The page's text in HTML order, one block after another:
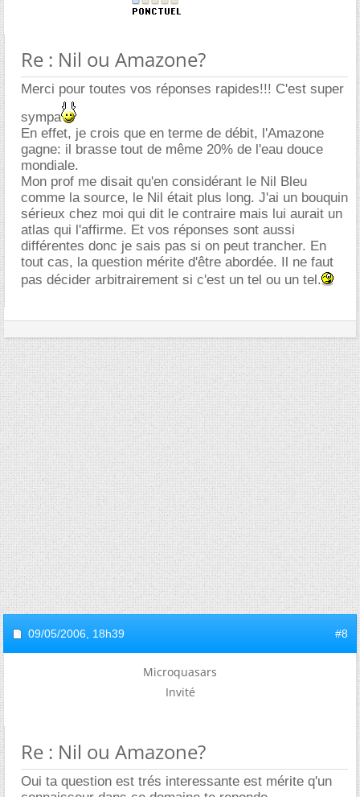
Re : Nil ou Amazone?
Merci pour toutes vos réponses rapides!!! C'est super
sympa
En effet, je crois que en terme de débit, l'Amazone
gagne: il brasse tout de même 20% de l'eau douce
mondiale.
Mon prof me disait qu'en considérant le Nil Bleu
comme la source, le Nil était plus long. J'ai un bouquin
sérieux chez moi qui dit le contraire mais lui aurait un
atlas qui l'affirme. Et vos réponses sont aussi
différentes donc je sais pas si on peut trancher. En
tout cas, la question mérite d'être abordée. Il ne faut
pas décider arbitrairement si c'est un tel ou un tel.
09/05/2006, 18h39 #8
Microquasars
Invité
Re : Nil ou Amazone?
Oui ta question est trés interessante est mérite q'un